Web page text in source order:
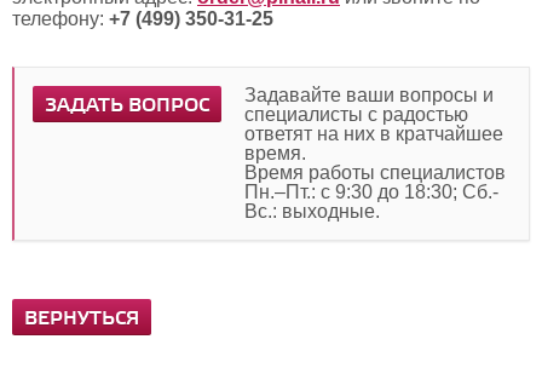
телефону: +7 (499) 350-31-25
ЗАДАТЬ ВОПРОС
Задавайте ваши вопросы и
специалисты с радостью
ответят на них в кратчайшее
время.
Время работы специалистов
Пн.–Пт.: с 9:30 до 18:30; Сб.-
Вс.: выходные.
ВЕРНУТЬСЯ